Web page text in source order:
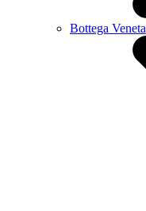
Bottega Veneta